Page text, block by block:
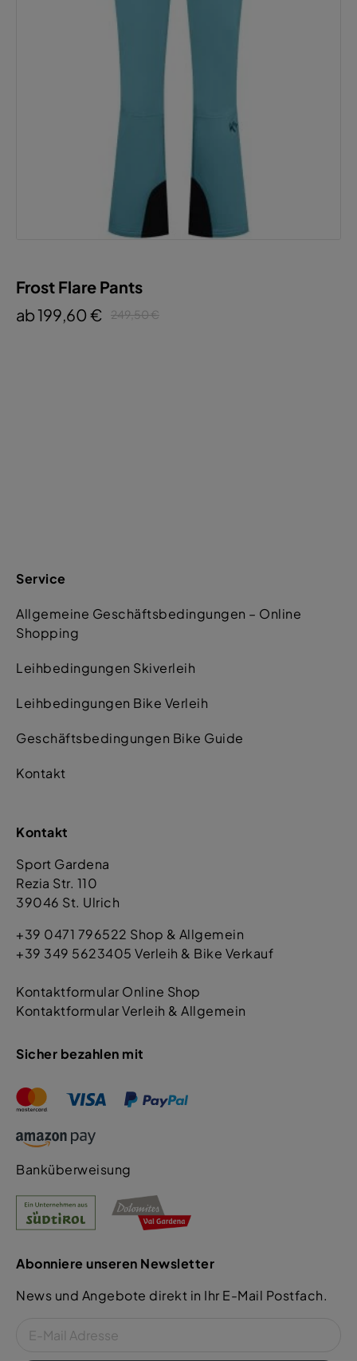
Frost Flare Pants
ab 199,60 €
249,50 €
Service
Allgemeine Geschäftsbedingungen – Online
Shopping
Leihbedingungen Skiverleih
Leihbedingungen Bike Verleih
Geschäftsbedingungen Bike Guide
Kontakt
Kontakt
Sport Gardena
Rezia Str. 110
39046 St. Ulrich
+39 0471 796522 Shop & Allgemein
+39 349 5623405 Verleih & Bike Verkauf
Kontaktformular Online Shop
Kontaktformular Verleih & Allgemein
Sicher bezahlen mit
Banküberweisung
Abonniere unseren Newsletter
News und Angebote direkt in Ihr E-Mail Postfach.